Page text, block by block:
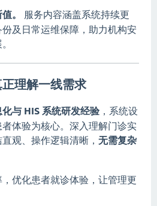
。
服务内容涵盖系统持续更
及日常运维保障，助力机构安
理解一线需求
与 HIS 系统研发经验 ，系统设
体验为核心。深入理解门诊实
观、操作逻辑清晰， 无需复杂
优化患者就诊体验，让管理更